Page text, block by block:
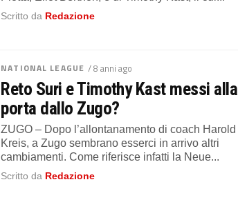
Scritto da Redazione
NATIONAL LEAGUE / 8 anni ago
Reto Suri e Timothy Kast messi alla
porta dallo Zugo?
ZUGO – Dopo l’allontanamento di coach Harold
Kreis, a Zugo sembrano esserci in arrivo altri
cambiamenti. Come riferisce infatti la Neue...
Scritto da Redazione